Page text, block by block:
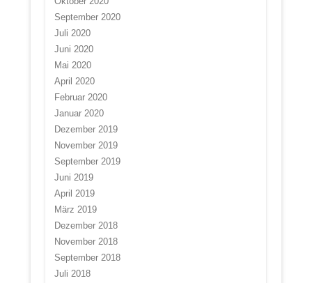
September 2020
Juli 2020
Juni 2020
Mai 2020
April 2020
Februar 2020
Januar 2020
Dezember 2019
November 2019
September 2019
Juni 2019
April 2019
März 2019
Dezember 2018
November 2018
September 2018
Juli 2018